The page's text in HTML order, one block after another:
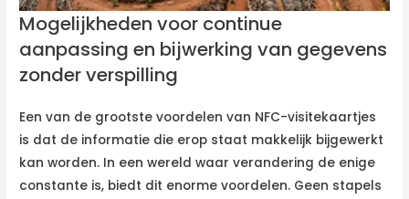
Mogelijkheden voor continue
aanpassing en bijwerking van gegevens
zonder verspilling
Een van de grootste voordelen van NFC-visitekaartjes
is dat de informatie die erop staat makkelijk bijgewerkt
kan worden. In een wereld waar verandering de enige
constante is, biedt dit enorme voordelen. Geen stapels